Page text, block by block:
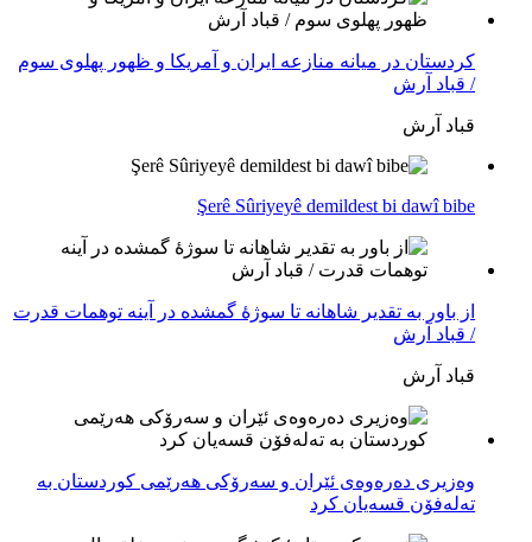
کردستان در میانه منازعە ایران و آمریکا و ظهور پهلوی سوم
/ قباد آرش
قباد آرش
Şerê Sûriyeyê demildest bi dawî bibe
از باور بە تقدیر شاهانه تا سوژهٔ گمشده در آینه توهمات قدرت
/ قباد آرش
قباد آرش
وەزیری دەرەوەی ئێران و سەرۆکی هەرێمی کوردستان بە
تەلەفۆن قسەیان کرد